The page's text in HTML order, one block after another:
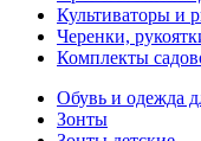
Культиваторы и
Черенки,
Комплекты
Обувь и одежда
Зонты